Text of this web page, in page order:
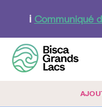
principal
ℹ️ Communiqué